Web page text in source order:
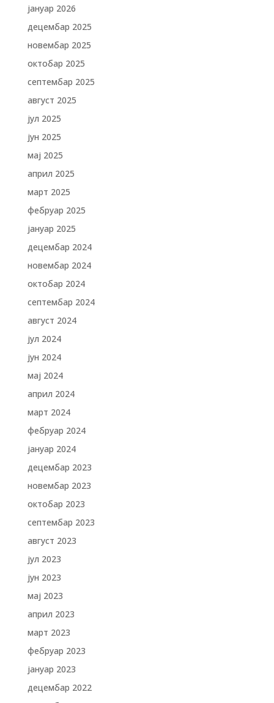
јануар 2026
децембар 2025
новембар 2025
октобар 2025
септембар 2025
август 2025
јул 2025
јун 2025
мај 2025
април 2025
март 2025
фебруар 2025
јануар 2025
децембар 2024
новембар 2024
октобар 2024
септембар 2024
август 2024
јул 2024
јун 2024
мај 2024
април 2024
март 2024
фебруар 2024
јануар 2024
децембар 2023
новембар 2023
октобар 2023
септембар 2023
август 2023
јул 2023
јун 2023
мај 2023
април 2023
март 2023
фебруар 2023
јануар 2023
децембар 2022